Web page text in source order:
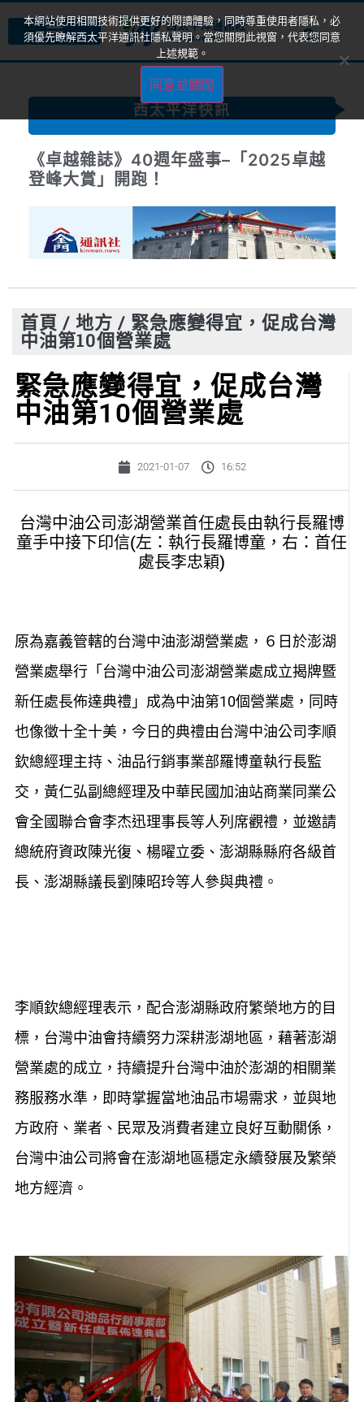
西太平洋快訊
《卓越雜誌》40週年盛事–「2025卓越
登峰大賞」開跑！
首頁 / 地方 / 緊急應變得宜，促成台灣
中油第10個營業處
緊急應變得宜，促成台灣
中油第10個營業處
2021-01-07 16:52
台灣中油公司澎湖營業首任處長由執行長羅博
童手中接下印信(左：執行長羅博童，右：首任
處長李忠穎)
原為嘉義管轄的台灣中油澎湖營業處，６日於澎湖
營業處舉行「台灣中油公司澎湖營業處成立揭牌暨
新任處長佈達典禮」成為中油第10個營業處，同時
也像徵十全十美，今日的典禮由台灣中油公司李順
欽總經理主持、油品行銷事業部羅博童執行長監
交，黃仁弘副總經理及中華民國加油站商業同業公
會全國聯合會李杰迅理事長等人列席觀禮，並邀請
總統府資政陳光復、楊曜立委、澎湖縣縣府各級首
長、澎湖縣議長劉陳昭玲等人參與典禮。
李順欽總經理表示，配合澎湖縣政府繁榮地方的目
標，台灣中油會持續努力深耕澎湖地區，藉著澎湖
營業處的成立，持續提升台灣中油於澎湖的相關業
務服務水準，即時掌握當地油品市場需求，並與地
方政府、業者、民眾及消費者建立良好互動關係，
台灣中油公司將會在澎湖地區穩定永續發展及繁榮
地方經濟。
本網站使用相關技術提供更好的閱讀體驗，同時尊重使用者隱私，必
須優先瞭解西太平洋通訊社隱私聲明。當您關閉此視窗，代表您同意
上述規範。
同意並關閉